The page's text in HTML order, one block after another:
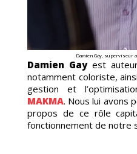
Damien Gay, superviseur
Damien Gay est
notamment coloriste,
gestion et
MAKMA. Nous lui avons
propos de ce rôle
fonctionnement de notre